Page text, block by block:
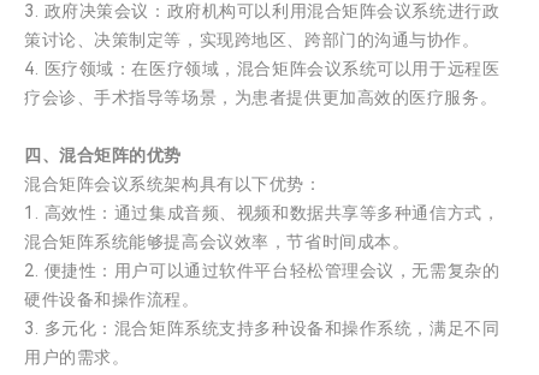
3. 政府决策会议：政府机构可以利用混合矩阵会议系统进行政
策讨论、决策制定等，实现跨地区、跨部门的沟通与协作。
4. 医疗领域：在医疗领域，混合矩阵会议系统可以用于远程医
疗会诊、手术指导等场景，为患者提供更加高效的医疗服务。
四、混合矩阵的优势
混合矩阵会议系统架构具有以下优势：
1. 高效性：通过集成音频、视频和数据共享等多种通信方式，
混合矩阵系统能够提高会议效率，节省时间成本。
2. 便捷性：用户可以通过软件平台轻松管理会议，无需复杂的
硬件设备和操作流程。
3. 多元化：混合矩阵系统支持多种设备和操作系统，满足不同
用户的需求。